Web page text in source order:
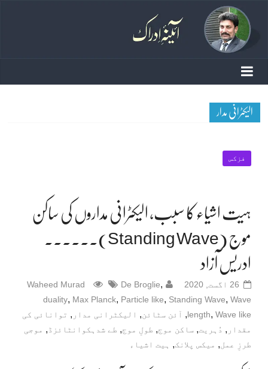
الیکٹرانی مدار
فزکس
ہیت اشیاء کا سبب، الیکٹرانی مداروں کی ساکن
موج (Standing Wave)۔۔۔۔۔۔
ادریس آزاد
26 اگست, 2020 Waheed Murad De Broglie,
duality, Max Planck, Particle like, Standing Wave, Wave
length, Wave like
, آئن سٹائن , الیکٹرانی مدار , توانائی کی
مقدار , دُہریت,ساکن موج, طولِ موج, طے شدہکوانٹائزڈ , موجی
طرزِ عمل, میکس پلانک, ہیت اشیاء